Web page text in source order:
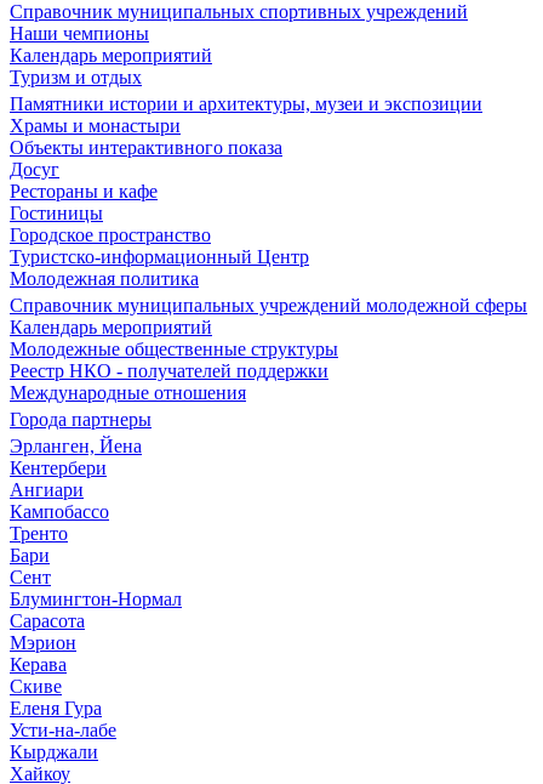
Справочник муниципальных спортивных учреждений
Наши чемпионы
Календарь мероприятий
Туризм и отдых
Памятники истории и архитектуры, музеи и экспозиции
Храмы и монастыри
Объекты интерактивного показа
Досуг
Рестораны и кафе
Гостиницы
Городское пространство
Туристско-информационный Центр
Молодежная политика
Справочник муниципальных учреждений молодежной сферы
Календарь мероприятий
Молодежные общественные структуры
Реестр НКО - получателей поддержки
Международные отношения
Города партнеры
Эрланген, Йена
Кентербери
Ангиари
Кампобассо
Тренто
Бари
Сент
Блумингтон-Нормал
Сарасота
Мэрион
Керава
Скиве
Еленя Гура
Усти-на-лабе
Кырджали
Хайкоу